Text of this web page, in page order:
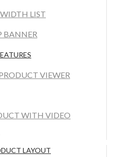
LIST
BANNER
VIEWER
WITH VIDEO
LAYOUT